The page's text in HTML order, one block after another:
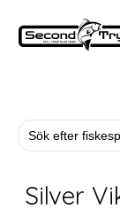
Silver